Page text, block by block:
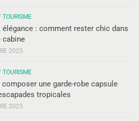
TOURISME
élégance : comment rester chic dans
cabine
2025
TOURISME
une garde-robe capsule
tropicales
2025